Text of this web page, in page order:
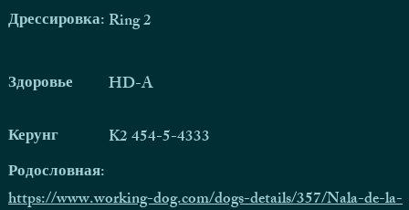
Дрессировка: Ring 2
Здоровье
HD-A
Керунг
K2 454-5-4333
Родословная:
https://www.working-dog.com/dogs-details/357/Nala-de-la-